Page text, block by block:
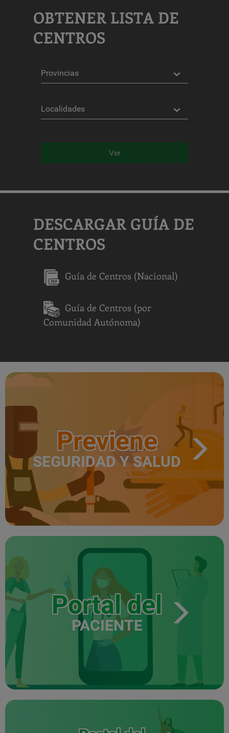
OBTENER LISTA DE
CENTROS
Localidades
Ver
DESCARGAR GUÍA DE
CENTROS
Guía de Centros (Nacional)
Guía de Centros (por
Comunidad Autónoma)
Previene
SEGURIDAD Y SALUD
Portal del
PACIENTE